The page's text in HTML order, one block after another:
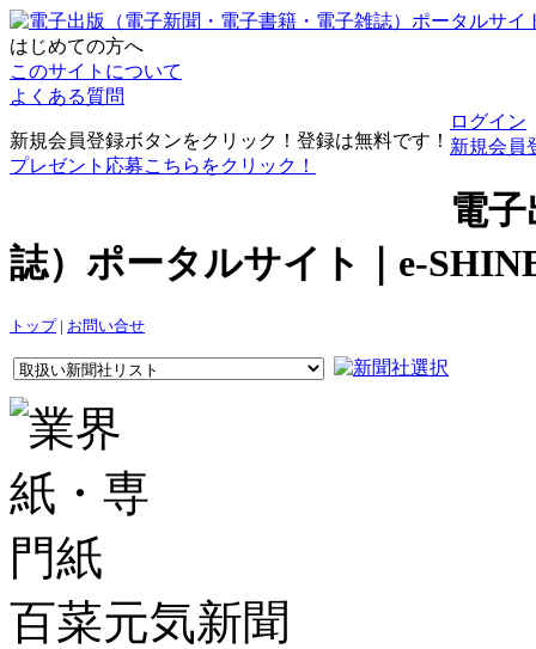
はじめての方へ
このサイトについて
よくある質問
新規会員登録ボタンをクリック！登録は無料です！
プレゼント応募こちらをクリック！
ログイン
新規会員
電
誌）ポータルサイト｜e-
トップ| お問い合せ
百菜元気新聞